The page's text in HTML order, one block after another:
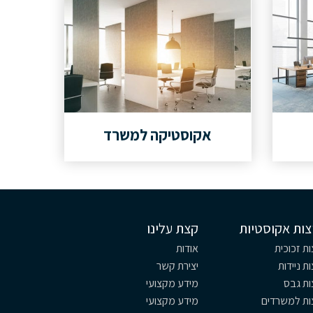
אקוסטיקה למשרד
אקוסטיות
זכוכית
ניידות
גבס
למשרדים
קצת עלינו
אודות
יצירת קשר
מידע מקצועי
מידע מקצועי